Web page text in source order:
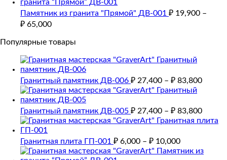
Памятник из гранита "Прямой" ДВ-001 ₽ 19,900 –
₽ 65,000
Популярные товары
Гранитный памятник ДВ-006 ₽ 27,400 – ₽ 83,800
Гранитный памятник ДВ-005 ₽ 27,400 – ₽ 83,800
Гранитная плита ГП-001 ₽ 6,000 – ₽ 10,000